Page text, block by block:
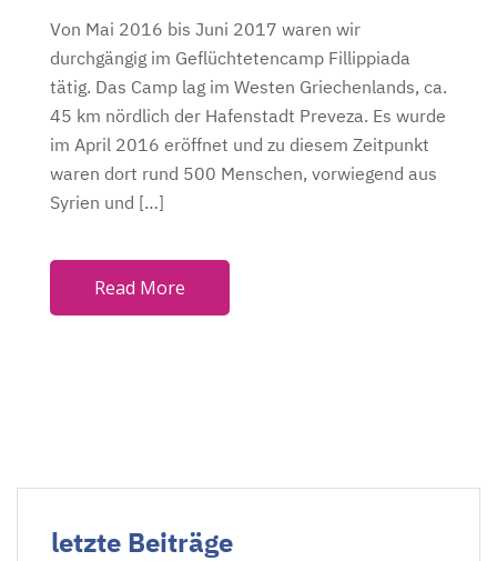
Von Mai 2016 bis Juni 2017 waren wir
durchgängig im Geflüchtetencamp Fillippiada
tätig. Das Camp lag im Westen Griechenlands, ca.
45 km nördlich der Hafenstadt Preveza. Es wurde
im April 2016 eröffnet und zu diesem Zeitpunkt
waren dort rund 500 Menschen, vorwiegend aus
Syrien und […]
Read More
letzte Beiträge